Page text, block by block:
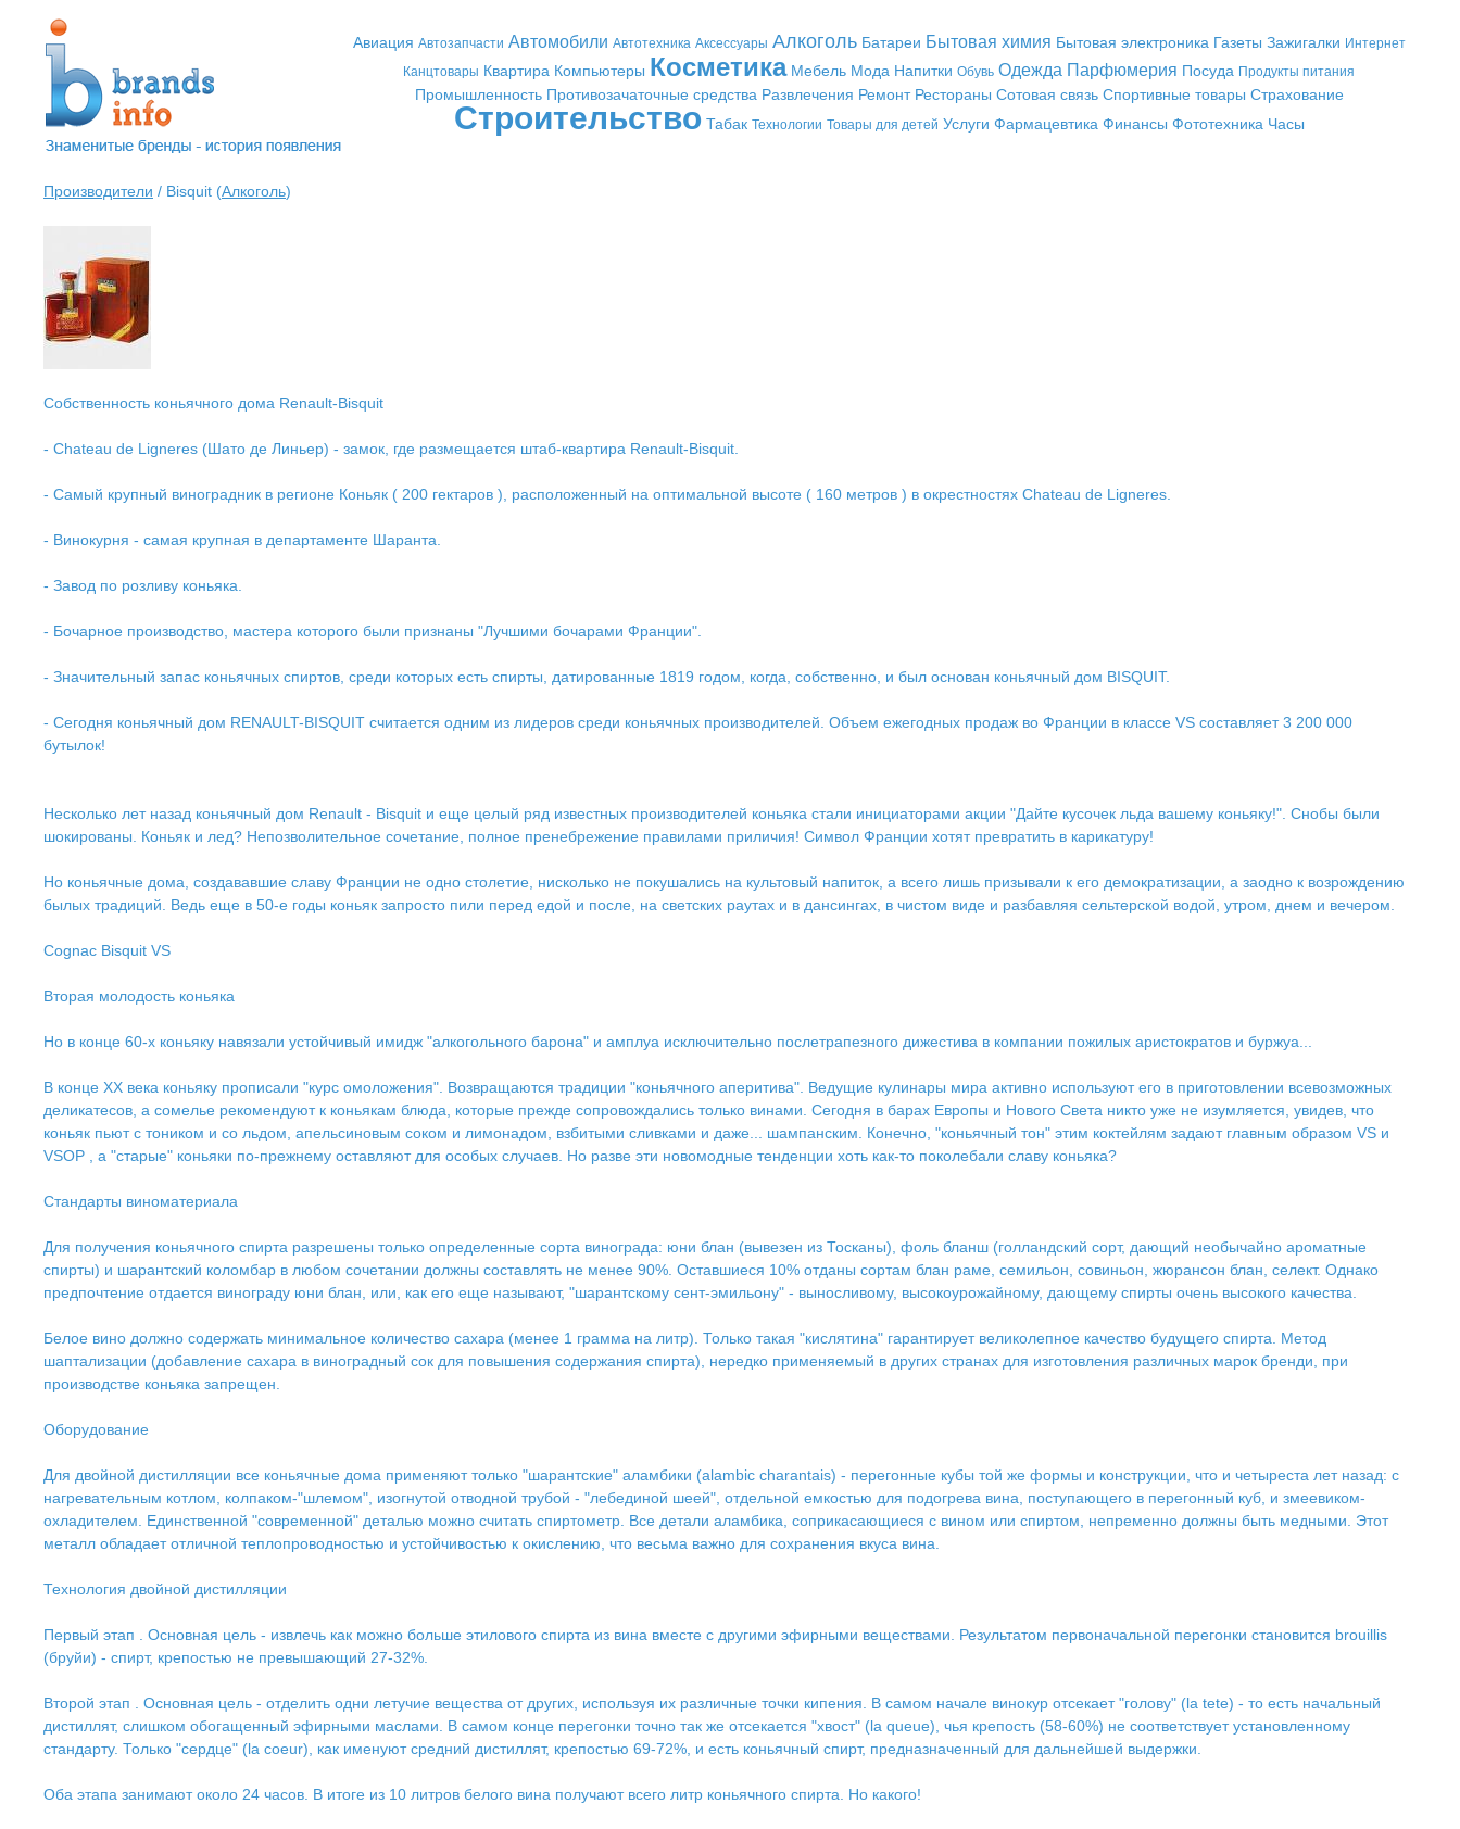
Авиация Автозапчасти Автомобили Автотехника Аксессуары Алкоголь Батареи Бытовая химия Бытовая электроника Газеты Зажигалки Интернет
Канцтовары Квартира Компьютеры Косметика Мебель Мода Напитки Обувь Одежда Парфюмерия Посуда Продукты питания
Промышленность Противозачаточные средства Развлечения Ремонт Рестораны Сотовая связь Спортивные товары Страхование
Строительство Табак Технологии Товары для детей Услуги Фармацевтика Финансы Фототехника Часы
Производители / Bisquit (Алкоголь)
Собственность коньячного дома Renault-Bisquit
- Chateau de Ligneres (Шато де Линьер) - замок, где размещается штаб-квартира Renault-Bisquit.
- Самый крупный виноградник в регионе Коньяк ( 200 гектаров ), расположенный на оптимальной высоте ( 160 метров ) в окрестностях Chateau de Ligneres.
- Винокурня - самая крупная в департаменте Шаранта.
- Завод по розливу коньяка.
- Бочарное производство, мастера которого были признаны "Лучшими бочарами Франции".
- Значительный запас коньячных спиртов, среди которых есть спирты, датированные 1819 годом, когда, собственно, и был основан коньячный дом BISQUIT.
- Сегодня коньячный дом RENAULT-BISQUIT считается одним из лидеров среди коньячных производителей. Объем ежегодных продаж во Франции в классе VS составляет 3 200 000
бутылок!
Несколько лет назад коньячный дом Renault - Bisquit и еще целый ряд известных производителей коньяка стали инициаторами акции "Дайте кусочек льда вашему коньяку!". Снобы были
шокированы. Коньяк и лед? Непозволительное сочетание, полное пренебрежение правилами приличия! Символ Франции хотят превратить в карикатуру!
Но коньячные дома, создававшие славу Франции не одно столетие, нисколько не покушались на культовый напиток, а всего лишь призывали к его демократизации, а заодно к возрождению
былых традиций. Ведь еще в 50-е годы коньяк запросто пили перед едой и после, на светских раутах и в дансингах, в чистом виде и разбавляя сельтерской водой, утром, днем и вечером.
Cognac Bisquit VS
Вторая молодость коньяка
Но в конце 60-х коньяку навязали устойчивый имидж "алкогольного барона" и амплуа исключительно послетрапезного дижестива в компании пожилых аристократов и буржуа...
В конце ХХ века коньяку прописали "курс омоложения". Возвращаются традиции "коньячного аперитива". Ведущие кулинары мира активно используют его в приготовлении всевозможных
деликатесов, а сомелье рекомендуют к коньякам блюда, которые прежде сопровождались только винами. Сегодня в барах Европы и Нового Света никто уже не изумляется, увидев, что
коньяк пьют с тоником и со льдом, апельсиновым соком и лимонадом, взбитыми сливками и даже... шампанским. Конечно, "коньячный тон" этим коктейлям задают главным образом VS и
VSOP , а "старые" коньяки по-прежнему оставляют для особых случаев. Но разве эти новомодные тенденции хоть как-то поколебали славу коньяка?
Стандарты виноматериала
Для получения коньячного спирта разрешены только определенные сорта винограда: юни блан (вывезен из Тосканы), фоль бланш (голландский сорт, дающий необычайно ароматные
спирты) и шарантский коломбар в любом сочетании должны составлять не менее 90%. Оставшиеся 10% отданы сортам блан раме, семильон, совиньон, жюрансон блан, селект. Однако
предпочтение отдается винограду юни блан, или, как его еще называют, "шарантскому сент-эмильону" - выносливому, высокоурожайному, дающему спирты очень высокого качества.
Белое вино должно содержать минимальное количество сахара (менее 1 грамма на литр). Только такая "кислятина" гарантирует великолепное качество будущего спирта. Метод
шаптализации (добавление сахара в виноградный сок для повышения содержания спирта), нередко применяемый в других странах для изготовления различных марок бренди, при
производстве коньяка запрещен.
Оборудование
Для двойной дистилляции все коньячные дома применяют только "шарантские" аламбики (alambic charantais) - перегонные кубы той же формы и конструкции, что и четыреста лет назад: с
нагревательным котлом, колпаком-"шлемом", изогнутой отводной трубой - "лебединой шеей", отдельной емкостью для подогрева вина, поступающего в перегонный куб, и змеевиком-
охладителем. Единственной "современной" деталью можно считать спиртометр. Все детали аламбика, соприкасающиеся с вином или спиртом, непременно должны быть медными. Этот
металл обладает отличной теплопроводностью и устойчивостью к окислению, что весьма важно для сохранения вкуса вина.
Технология двойной дистилляции
Первый этап . Основная цель - извлечь как можно больше этилового спирта из вина вместе с другими эфирными веществами. Результатом первоначальной перегонки становится brouillis
(бруйи) - спирт, крепостью не превышающий 27-32%.
Второй этап . Основная цель - отделить одни летучие вещества от других, используя их различные точки кипения. В самом начале винокур отсекает "голову" (la tete) - то есть начальный
дистиллят, слишком обогащенный эфирными маслами. В самом конце перегонки точно так же отсекается "хвост" (la queue), чья крепость (58-60%) не соответствует установленному
стандарту. Только "сердце" (la coeur), как именуют средний дистиллят, крепостью 69-72%, и есть коньячный спирт, предназначенный для дальнейшей выдержки.
Оба этапа занимают около 24 часов. В итоге из 10 литров белого вина получают всего литр коньячного спирта. Но какого!